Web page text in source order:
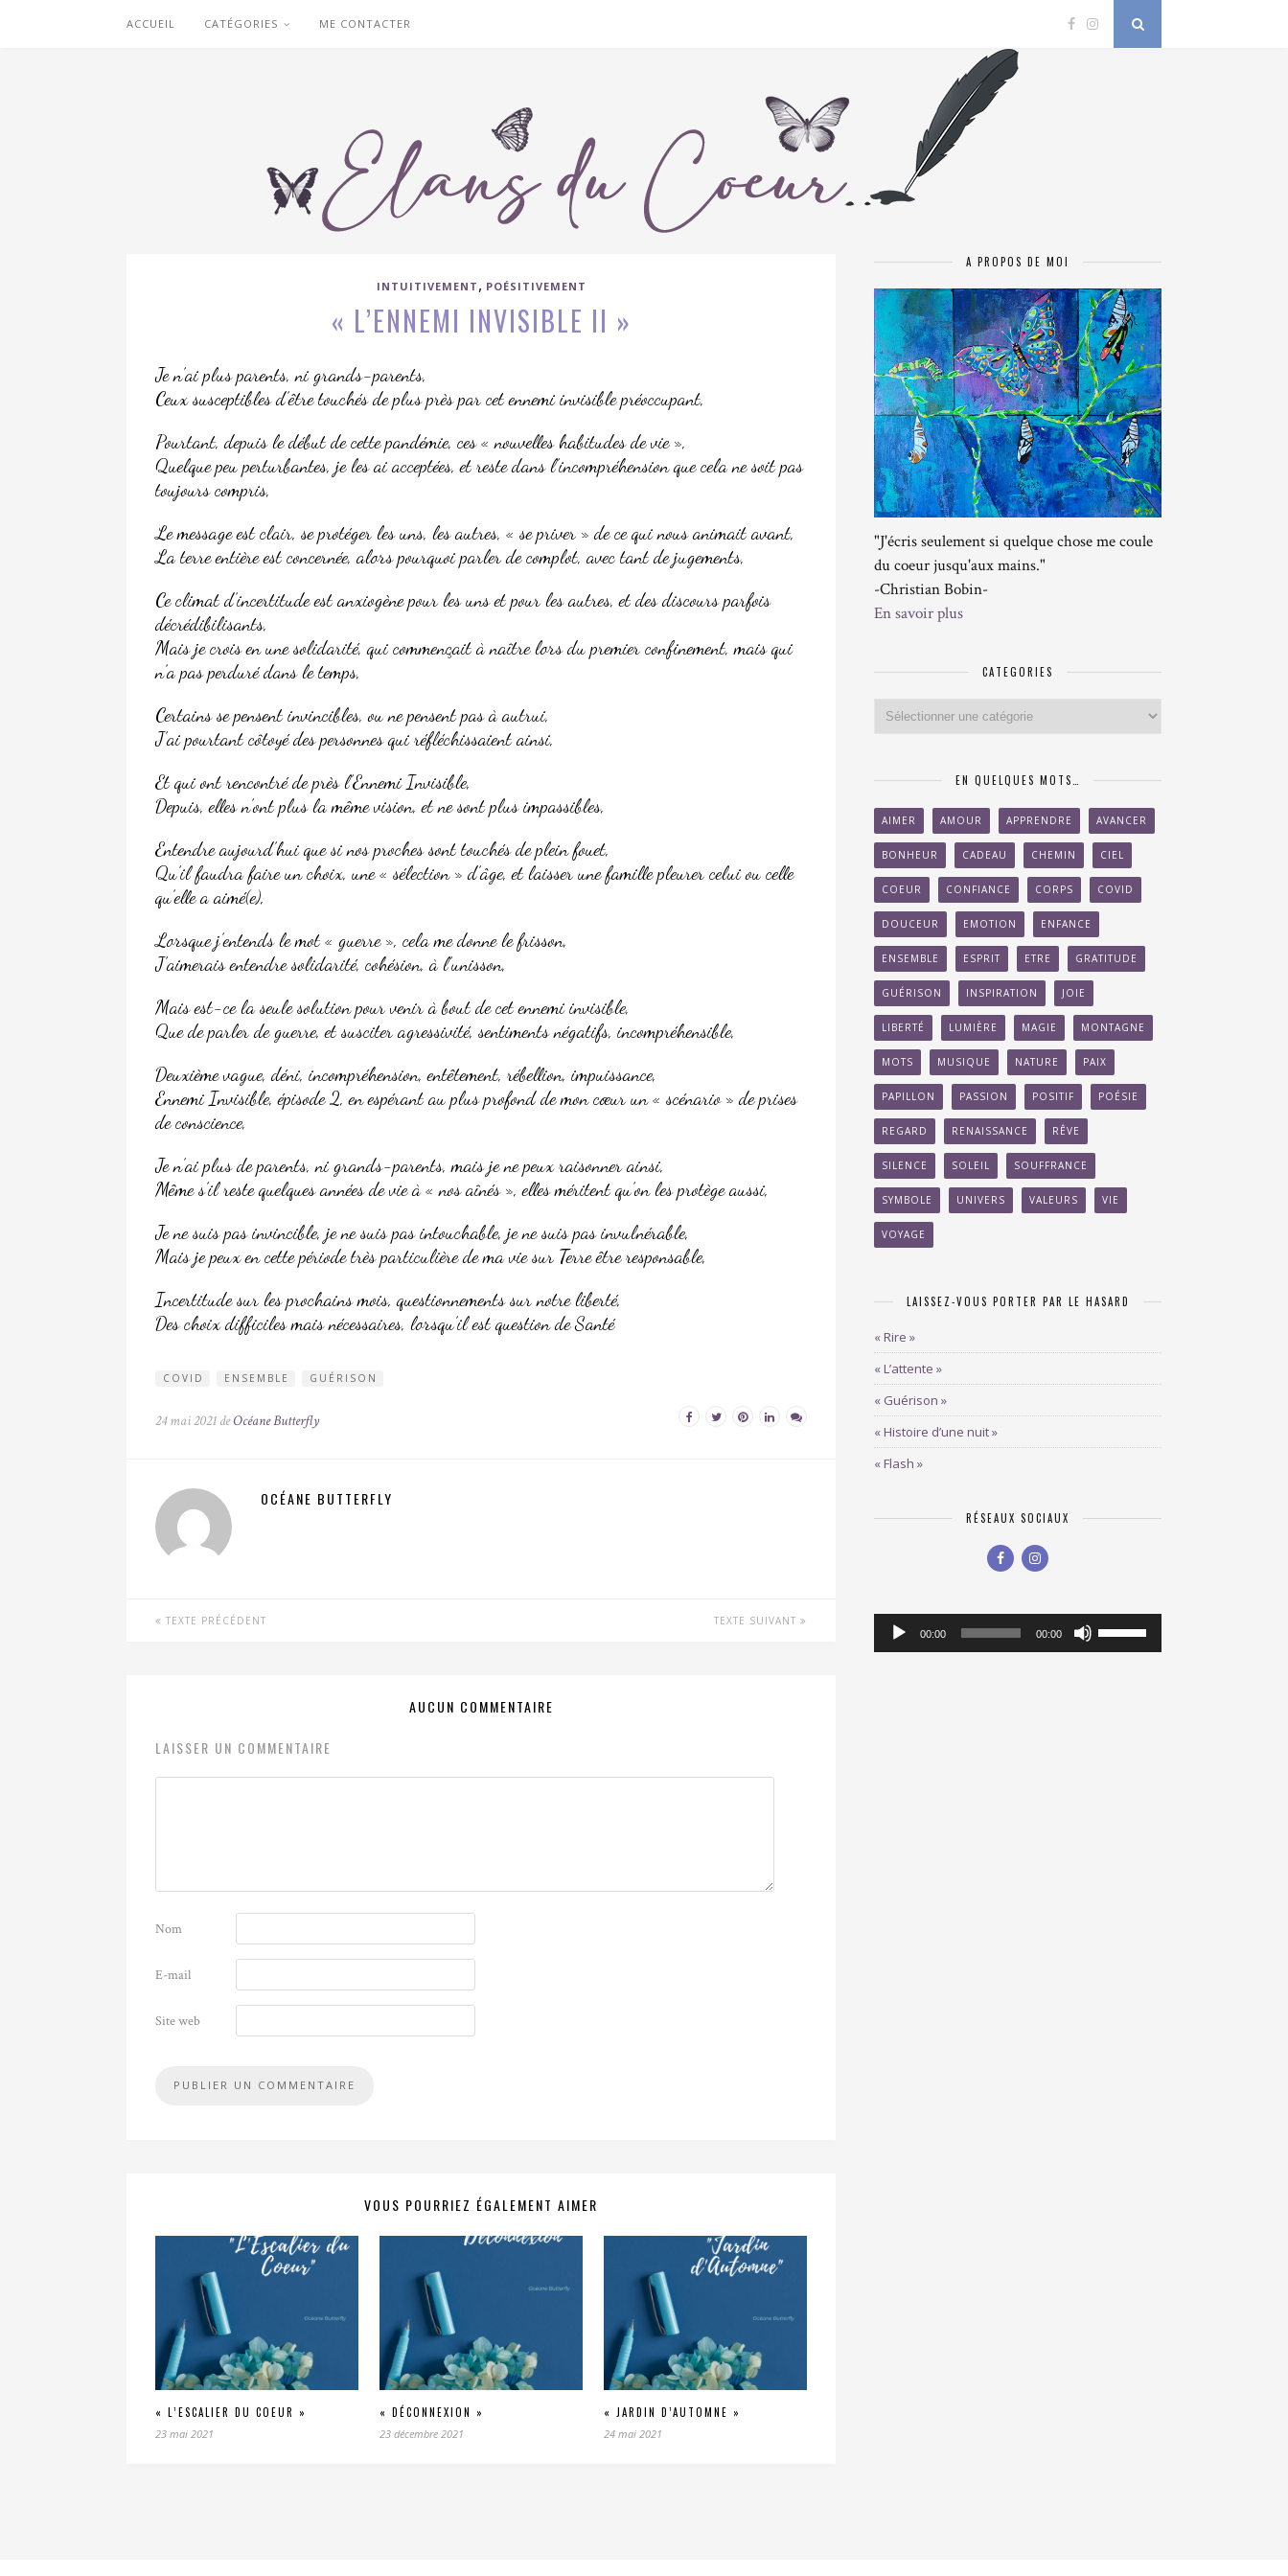
ACCUEIL CATÉGORIES ME CONTACTER
INTUITIVEMENT , POÉSITIVEMENT
« L’ENNEMI INVISIBLE II »
Je n’ai plus parents, ni grands-parents,
Ceux susceptibles d’être touchés de plus près par cet ennemi invisible préoccupant,
Pourtant, depuis le début de cette pandémie, ces « nouvelles habitudes de vie »,
Quelque peu perturbantes, je les ai acceptées, et reste dans l’incompréhension que cela ne soit pas
toujours compris,
Le message est clair, se protéger les uns, les autres, « se priver » de ce qui nous animait avant,
La terre entière est concernée, alors pourquoi parler de complot, avec tant de jugements,
Ce climat d’incertitude est anxiogène pour les uns et pour les autres, et des discours parfois
décrédibilisants,
Mais je crois en une solidarité, qui commençait à naître lors du premier confinement, mais qui
n’a pas perduré dans le temps,
Certains se pensent invincibles, ou ne pensent pas à autrui,
J’ai pourtant côtoyé des personnes qui réfléchissaient ainsi,
Et qui ont rencontré de près l’Ennemi Invisible,
Depuis, elles n’ont plus la même vision, et ne sont plus impassibles,
Entendre aujourd’hui que si nos proches sont touchés de plein fouet,
Qu’il faudra faire un choix, une « sélection » d’âge, et laisser une famille pleurer celui ou celle
qu’elle a aimé(e),
Lorsque j’entends le mot « guerre », cela me donne le frisson,
J’aimerais entendre solidarité, cohésion, à l’unisson,
Mais est-ce la seule solution pour venir à bout de cet ennemi invisible,
Que de parler de guerre, et susciter agressivité, sentiments négatifs, incompréhensible,
Deuxième vague, déni, incompréhension, entêtement, rébellion, impuissance,
Ennemi Invisible, épisode 2, en espérant au plus profond de mon cœur un « scénario » de prises
de conscience,
Je n’ai plus de parents, ni grands-parents, mais je ne peux raisonner ainsi,
Même s’il reste quelques années de vie à « nos aînés », elles méritent qu’on les protège aussi,
Je ne suis pas invincible, je ne suis pas intouchable, je ne suis pas invulnérable,
Mais je peux en cette période très particulière de ma vie sur Terre être responsable,
Incertitude sur les prochains mois, questionnements sur notre liberté,
Des choix difficiles mais nécessaires, lorsqu’il est question de Santé
COVID ENSEMBLE GUÉRISON
24 mai 2021 deOcéane Butterfly
OCÉANE BUTTERFLY
TEXTE PRÉCÉDENT TEXTE SUIVANT
AUCUN COMMENTAIRE
LAISSER UN COMMENTAIRE
Nom
E-mail
Site web
VOUS POURRIEZ ÉGALEMENT AIMER
« L’ESCALIER DU COEUR »
23 mai 2021
« DÉCONNEXION »
23 décembre 2021
« JARDIN D’AUTOMNE »
24 mai 2021
A PROPOS DE MOI
"J'écris seulement si quelque chose me coule
du coeur jusqu'aux mains."
-Christian Bobin-
En savoir plus
CATEGORIES
Categories
EN QUELQUES MOTS…
AIMER AMOUR APPRENDRE AVANCER
BONHEUR CADEAU CHEMIN CIEL
COEUR CONFIANCE CORPS COVID
DOUCEUR EMOTION ENFANCE
ENSEMBLE ESPRIT ETRE GRATITUDE
GUÉRISON INSPIRATION JOIE
LIBERTÉ LUMIÈRE MAGIE MONTAGNE
MOTS MUSIQUE NATURE PAIX
PAPILLON PASSION POSITIF POÉSIE
REGARD RENAISSANCE RÊVE
SILENCE SOLEIL SOUFFRANCE
SYMBOLE UNIVERS VALEURS VIE
VOYAGE
LAISSEZ-VOUS PORTER PAR LE HASARD
« Rire »
« L’attente »
« Guérison »
« Histoire d’une nuit »
« Flash »
RÉSEAUX SOCIAUX
Lecteur
audio
00:00 00:00
les